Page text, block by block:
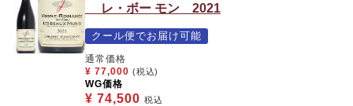
レ・ボー モン 2021
クール便でお届け可能
通常価格
¥ 77,000 (税込)
WG価格
¥ 74,500 税込